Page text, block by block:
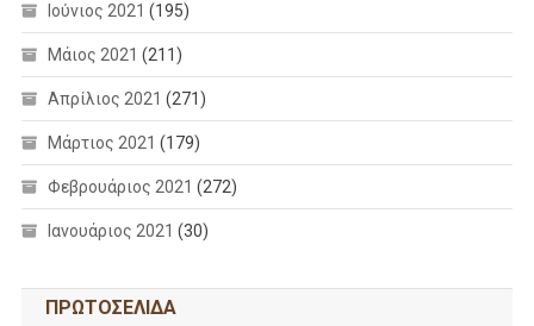
Ιούνιος 2021 (195)
Μάιος 2021 (211)
Απρίλιος 2021 (271)
Μάρτιος 2021 (179)
Φεβρουάριος 2021 (272)
Ιανουάριος 2021 (30)
ΠΡΩΤΟΣΕΛΙΔΑ